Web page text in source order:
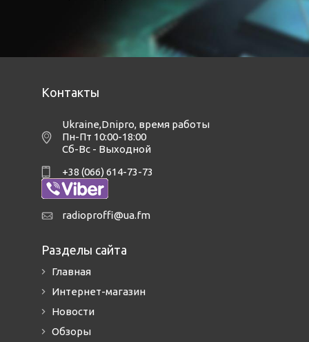
Контакты
Ukraine,Dnipro, время работы
Пн-Пт 10:00-18:00
Сб-Вс - Выходной
+38 (066) 614-73-73
radioproffi@ua.fm
Разделы сайта
Главная
Интернет-магазин
Новости
Обзоры